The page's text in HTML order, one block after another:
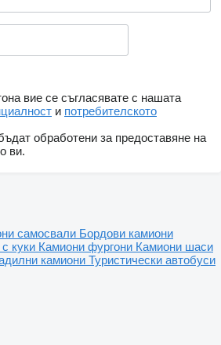
вие се съгласявате с нашата
и потребителското
обработени за предоставяне на
ви.
самосвали Бордови камиони
куки Камиони фургони Камиони шаси
камиони Туристически автобуси